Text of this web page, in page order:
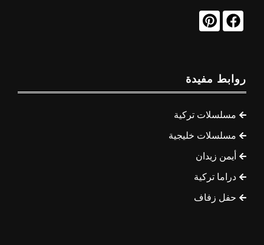
روابط مفيدة
مسلسلات تركية
مسلسلات خليجية
أيمن زيدان
دراما تركية
حفل زفاف